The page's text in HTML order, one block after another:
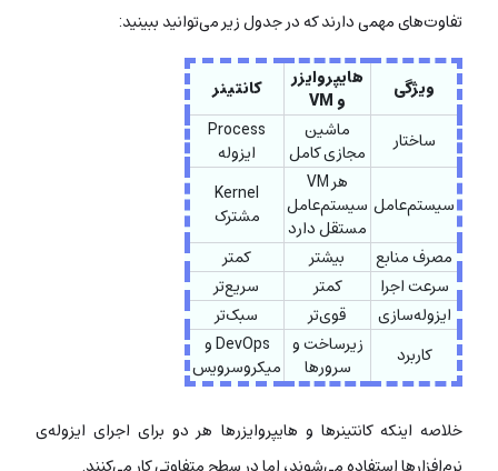
تفاوت‌های مهمی دارند که در جدول زیر می‌توانید ببینید:
ویژگی هایپروایزر
و VM
کانتینر
ساختار
ماشین
مجازی کامل
Process
ایزوله
سیستم‌عامل
هر VM
سیستم‌عامل
مستقل دارد
Kernel
مشترک
مصرف منابع
بیشتر
کمتر
سرعت اجرا
کمتر
سریع‌تر
ایزوله‌سازی
قوی‌تر
سبک‌تر
کاربرد
زیرساخت و
سرورها
DevOps و
میکروسرویس
خلاصه اینکهکانتینرها و هایپروایزرها هر دو برای اجرای ایزوله‌ی